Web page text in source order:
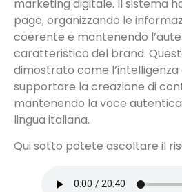
marketing digitale. Il sistema
page, organizzando le
coerente e mantenendo
caratteristico del brand.
dimostrato come
supportare la creazione di
mantenendo la voce
lingua italiana.
Qui sotto potete ascoltare il